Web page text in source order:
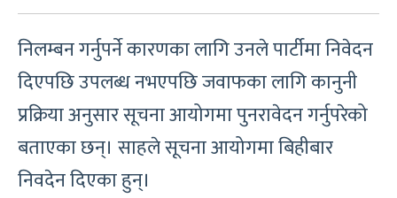
निलम्बन गर्नुपर्ने कारणका लागि उनले पार्टीमा निवेदन
दिएपछि उपलब्ध नभएपछि जवाफका लागि कानुनी
प्रक्रिया अनुसार सूचना आयोगमा पुनरावेदन गर्नुपरेको
बताएका छन्। साहले सूचना आयोगमा बिहीबार
निवदेन दिएका हुन्।